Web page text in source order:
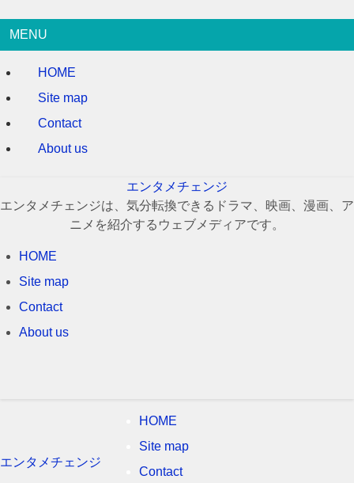
MENU
HOME
Site map
Contact
About us
エンタメチェンジ
エンタメチェンジは、気分転換できるドラマ、映画、漫画、ア
ニメを紹介するウェブメディアです。
HOME
Site map
Contact
About us
エンタメチェンジ
HOME
Site map
Contact